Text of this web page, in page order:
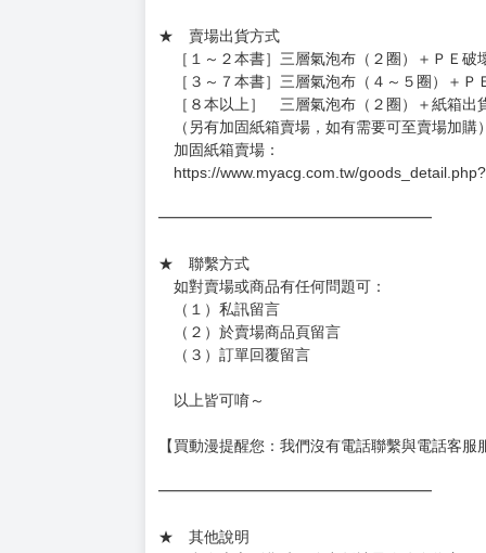
★ 賣場出貨方式
［１～２本書］三層氣泡布（２圈）＋ＰＥ破
［３～７本書］三層氣泡布（４～５圈）＋Ｐ
［８本以上］ 三層氣泡布（２圈）＋紙箱出
（另有加固紙箱賣場，如有需要可至賣場加購
加固紙箱賣場：
https://www.myacg.com.tw/
━━━━━━━━━━━━━━━━━━
★ 聯繫方式
如對賣場或商品有任何問題可：
（１）私訊留言
（２）於賣場商品頁留言
（３）訂單回覆留言
以上皆可唷～
【買動漫提醒您：我們沒有電話聯繫與電話客
━━━━━━━━━━━━━━━━━━
★ 其他說明